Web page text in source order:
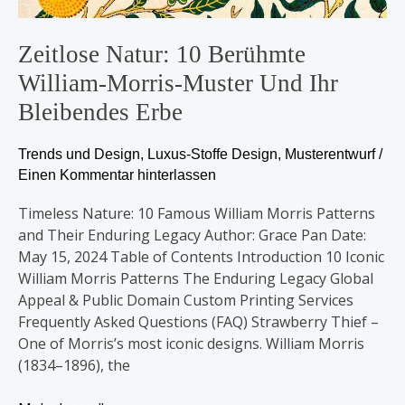
Zeitlose Natur: 10 Berühmte
William-Morris-Muster Und Ihr
Bleibendes Erbe
Trends und Design, Luxus-Stoffe Design, Musterentwurf/
Einen Kommentar hinterlassen
Timeless Nature: 10 Famous William Morris Patterns
and Their Enduring Legacy Author: Grace Pan Date:
May 15, 2024 Table of Contents Introduction 10 Iconic
William Morris Patterns The Enduring Legacy Global
Appeal & Public Domain Custom Printing Services
Frequently Asked Questions (FAQ) Strawberry Thief –
One of Morris’s most iconic designs. William Morris
(1834–1896), the